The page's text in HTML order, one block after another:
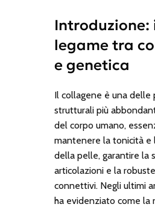
Introduzione:
legame tra
e genetica
Il collagene è una delle
strutturali più
del corpo umano,
mantenere la tonicità e
della pelle, garantire la
articolazioni e la
connettivi. Negli ultimi
ha evidenziato come la